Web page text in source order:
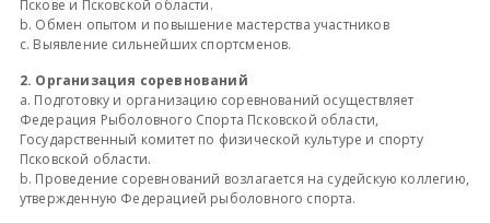
Пскове и Псковской области.
b. Обмен опытом и повышение мастерства участников
c. Выявление сильнейших спортсменов.
2. Организация соревнований
a. Подготовку и организацию соревнований осуществляет
Федерация Рыболовного Спорта Псковской области,
Государственный комитет по физической культуре и спорту
Псковской области.
b. Проведение соревнований возлагается на судейскую коллегию,
утвержденную Федерацией рыболовного спорта.